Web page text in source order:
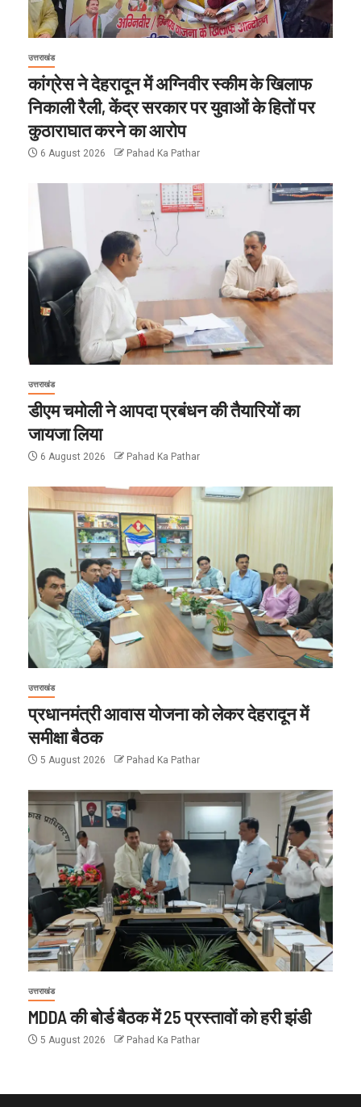
उत्तराखंड
कांग्रेस ने देहरादून में अग्निवीर स्कीम के खिलाफ
निकाली रैली, केंद्र सरकार पर युवाओं के हितों पर
कुठाराघात करने का आरोप
6 August 2026 Pahad Ka Pathar
उत्तराखंड
डीएम चमोली ने आपदा प्रबंधन की तैयारियों का
जायजा लिया
6 August 2026 Pahad Ka Pathar
उत्तराखंड
प्रधानमंत्री आवास योजना को लेकर देहरादून में
समीक्षा बैठक
5 August 2026 Pahad Ka Pathar
उत्तराखंड
MDDA की बोर्ड बैठक में 25 प्रस्तावों को हरी झंडी
5 August 2026 Pahad Ka Pathar